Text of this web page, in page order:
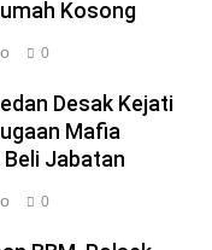
Kosong
0
Desak Kejati
Mafia
Beli Jabatan
0